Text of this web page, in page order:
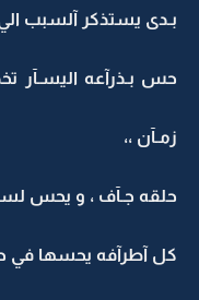
بـدى يستذكر آلسبب
حس بـذرآعه اليسـآر
زمـآن ،،
حلقه جـآف ، و يحس
كل آطرآفه يحسها في